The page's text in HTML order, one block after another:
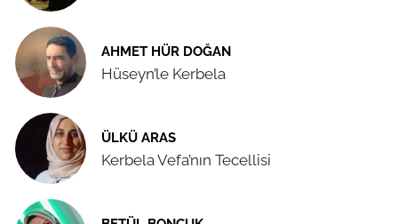
AHMET HÜR DOĞAN
Hüseyn’le Kerbela
ÜLKÜ ARAS
Kerbela Vefa’nın Tecellisi